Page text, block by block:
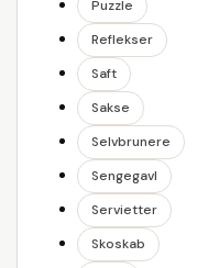
Puzzle
Reflekser
Saft
Sakse
Selvbrunere
Sengegavl
Servietter
Skoskab